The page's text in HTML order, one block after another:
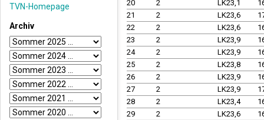
TVN-Homepage
Archiv
20
2 LK23,1
21
2 LK23,6
22
2 LK23,6
23
2 LK23,9
24
2 LK23,9
25
2 LK23,8
26
2 LK23,9
27
2 LK23,9
28
2 LK23,4
29
2 LK23,6